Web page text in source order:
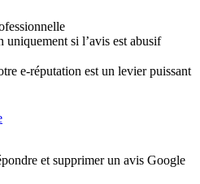
uniquement si l’avis est abusif
e-réputation est un levier puissant
et supprimer un avis Google